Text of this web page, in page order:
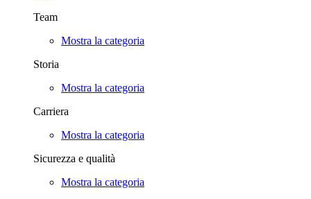
Team
Mostra la categoria
Storia
Mostra la categoria
Carriera
Mostra la categoria
Sicurezza e qualità
Mostra la categoria